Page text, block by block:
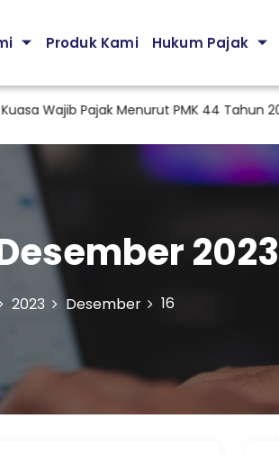
Produk Kami Hukum Pajak
Pajak Menurut PMK 44 Tahun 2026
2023
2023 Desember 16